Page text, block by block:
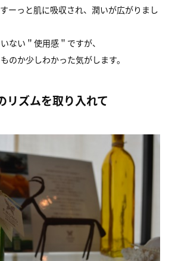
ーっと肌に吸収され、潤いが広がりまし
ない＂使用感＂ですが、
のか少しわかった気がします。
リズムを取り入れて